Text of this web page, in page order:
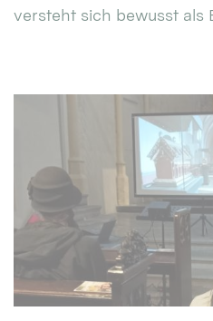
versteht sich bewusst als